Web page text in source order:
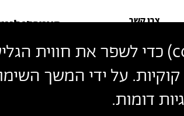
) כדי לשפר את חווית
על ידי המשך
דומות.
פרטי
יצירת
קשר
צרו קשר
הצטרפו
הכניסו
ההצטרפות מהווה הסכמה